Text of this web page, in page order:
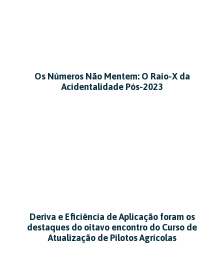
Os Números Não Mentem: O Raio-X da
Acidentalidade Pós-2023
Deriva e Eficiência de Aplicação foram os
destaques do oitavo encontro do Curso de
Atualização de Pilotos Agrícolas